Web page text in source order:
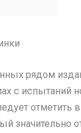
рядом
с испытаний
отметить
значительно